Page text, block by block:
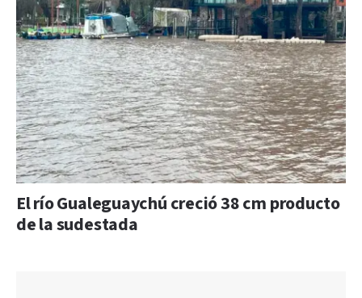
El río Gualeguaychú creció 38 cm producto
de la sudestada